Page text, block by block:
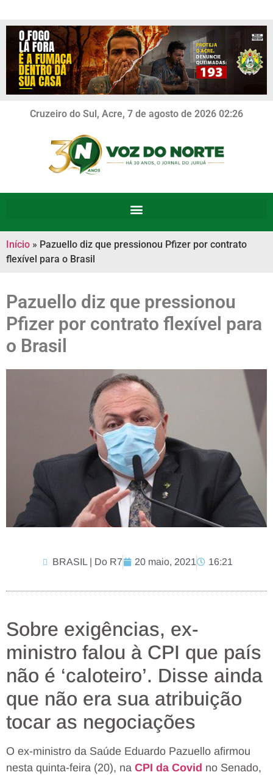
Cruzeiro do Sul, Acre, 7 de agosto de 2026 02:26
Início » Pazuello diz que pressionou Pfizer por contrato
flexível para o Brasil
Pazuello diz que pressionou
Pfizer por contrato flexível para
o Brasil
BRASIL | Do R7 20 maio, 2021 16:21
Sobre exigências, ex-
ministro falou à CPI que país
não é ‘caloteiro’. Disse ainda
que não era sua atribuição
tocar as negociações
O ex-ministro da Saúde Eduardo Pazuello afirmou
nesta quinta-feira (20), na CPI da Covid no Senado,